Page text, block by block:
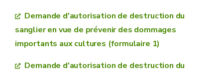
Demande d'autorisation de destruction du
sanglier en vue de prévenir des dommages
importants aux cultures (formulaire 1)
Demande d'autorisation de destruction du